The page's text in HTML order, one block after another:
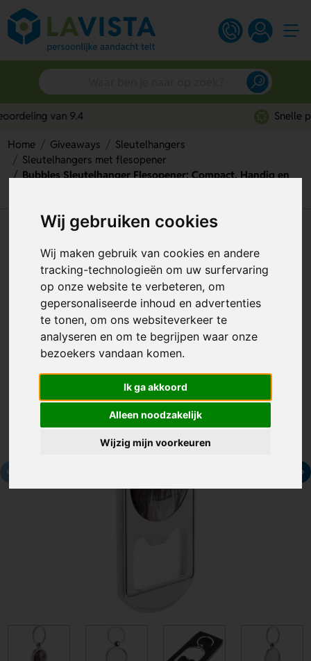
Wij gebruiken cookies
Wij maken gebruik van cookies en andere
tracking-technologieën om uw surfervaring
op onze website te verbeteren, om
gepersonaliseerde inhoud en advertenties
te tonen, om ons websiteverkeer te
analyseren en om te begrijpen waar onze
bezoekers vandaan komen.
Ik ga akkoord
Alleen noodzakelijk
Wijzig mijn voorkeuren
Home Giveaways
Sleutelhangers
Sleutelhangers met flesopener
Bubbles Sleutelhanger Flesopener: Compact, Handig en
Bubbles Sleutelhanger
Flesopener: Compact, Handig
en Altijd Bij de Hand
Artikelnummer:206235